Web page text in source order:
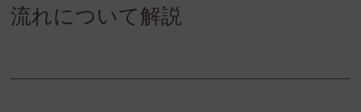
流れについて解説